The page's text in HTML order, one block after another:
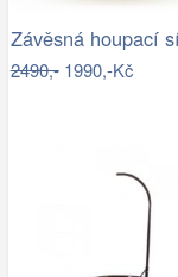
2490,-1990,-Kč